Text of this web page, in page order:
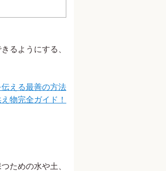
るようにする、
える最善の方法
物完全ガイド！
ための水や土、